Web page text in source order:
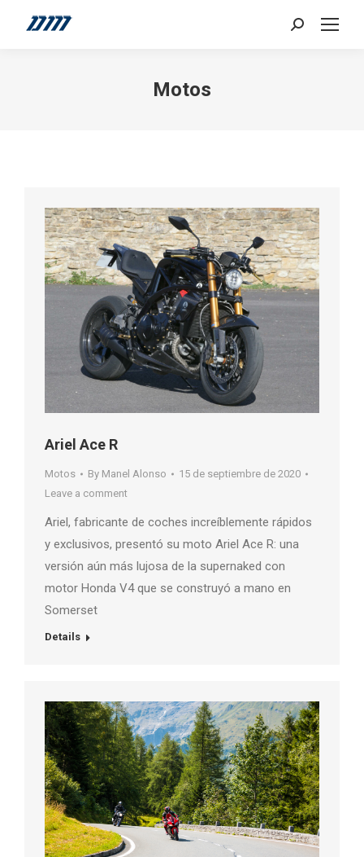
Search:
Motos
Ariel Ace R
Motos By Manel Alonso
15 de septiembre de 2020
Leave a comment
Ariel, fabricante de coches increíblemente rápidos
y exclusivos, presentó su moto Ariel Ace R: una
versión aún más lujosa de la supernaked con
motor Honda V4 que se construyó a mano en
Somerset
Details